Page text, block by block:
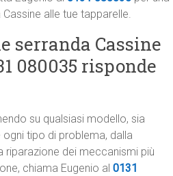
alle tue tapparelle.
serranda Cassine
080035 risponde
su qualsiasi modello, sia
tipo di problema, dalla
riparazione dei meccanismi più
chiama Eugenio al 0131